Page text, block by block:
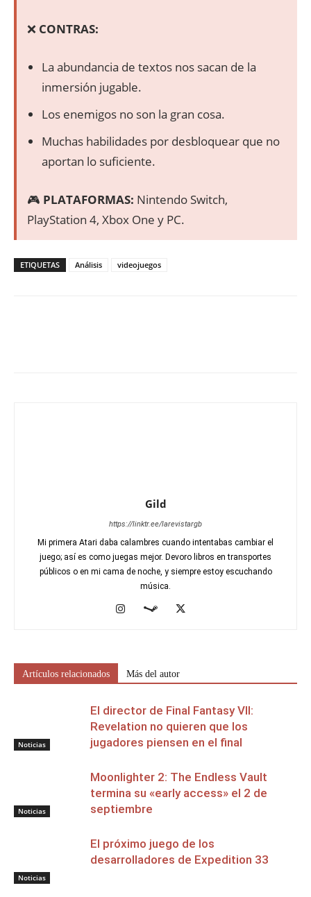
❌ CONTRAS:
La abundancia de textos nos sacan de la
inmersión jugable.
Los enemigos no son la gran cosa.
Muchas habilidades por desbloquear que no
aportan lo suficiente.
🎮 PLATAFORMAS: Nintendo Switch,
PlayStation 4, Xbox One y PC.
ETIQUETAS Análisis videojuegos
Gild
https://linktr.ee/larevistargb
Mi primera Atari daba calambres cuando intentabas cambiar el
juego; así es como juegas mejor. Devoro libros en transportes
públicos o en mi cama de noche, y siempre estoy escuchando
música.
Artículos relacionados Más del autor
Noticias
El director de Final Fantasy VII:
Revelation no quieren que los
jugadores piensen en el final
Noticias
Moonlighter 2: The Endless Vault
termina su «early access» el 2 de
septiembre
Noticias
El próximo juego de los
desarrolladores de Expedition 33